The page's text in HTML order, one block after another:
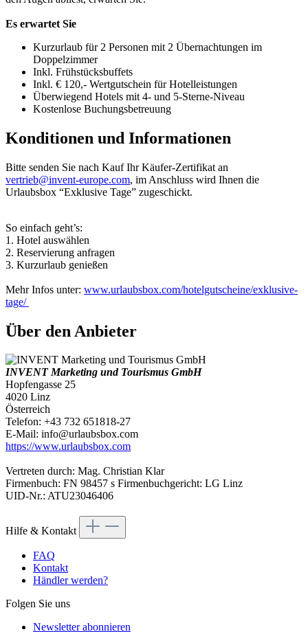
Es erwartet Sie
Kurzurlaub für 2 Personen mit 2 Übernachtungen im
Doppelzimmer
Inkl. Frühstücksbuffets
Inkl. € 120,- Wertgutschein für Hotelleistungen
Überwiegend Hotels mit 4- und 5-Sterne-Niveau
Kostenlose Buchungsbetreuung
Konditionen und Informationen
Bitte senden Sie nach Kauf Ihr Käufer-Zertifikat an
vertrieb@invent-europe.com, im Anschluss wird Ihnen die
Urlaubsbox “Exklusive Tage” zugeschickt.
So einfach geht’s:
1. Hotel auswählen
2. Reservierung anfragen
3. Kurzurlaub genießen
Mehr Infos unter: www.urlaubsbox.com/hotelgutscheine/exklusive-
tage/
Über den Anbieter
INVENT Marketing und Tourismus GmbH
Hopfengasse 25
4020 Linz
Österreich
Telefon: +43 732 651818-27
E-Mail: info@urlaubsbox.com
https://www.urlaubsbox.com
Vertreten durch: Mag. Christian Klar
Firmenbuch: FN 98457 s Firmenbuchgericht: LG Linz
UID-Nr.: ATU23046406
Hilfe & Kontakt
FAQ
Kontakt
Händler werden?
Folgen Sie uns
Newsletter abonnieren